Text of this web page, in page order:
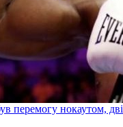
перемогу нокаутом,